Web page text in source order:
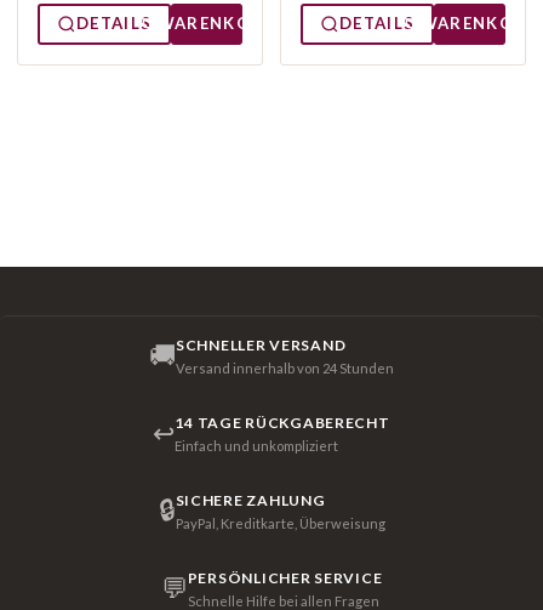
DETAILS WARENKORB
DETAILS
WARENKORB
🚚SCHNELLER VERSAND
Versand innerhalb von 24 Stunden
↩14 TAGE RÜCKGABERECHT
Einfach und unkompliziert
🔒SICHERE ZAHLUNG
PayPal, Kreditkarte, Überweisung
💬 PERSÖNLICHER SERVICE
Schnelle Hilfe bei allen Fragen